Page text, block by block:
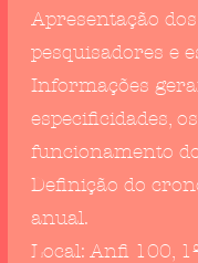
Apresentação
pesquisadores e
Informações
especificidades,
funcionamento
Definição do
anual.
Local: Anfi 100,